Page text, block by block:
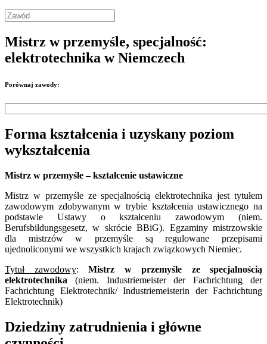
Mistrz w przemyśle, specjalność:
elektrotechnika w Niemczech
Porównaj zawody:
Forma kształcenia i uzyskany poziom
wykształcenia
Mistrz w przemyśle – kształcenie ustawiczne
Mistrz w przemyśle ze specjalnością elektrotechnika jest tytułem
zawodowym zdobywanym w trybie kształcenia ustawicznego na
podstawie Ustawy o kształceniu zawodowym (niem.
Berufsbildungsgesetz, w skrócie BBiG). Egzaminy mistrzowskie
dla mistrzów w przemyśle są regulowane przepisami
ujednoliconymi we wszystkich krajach związkowych Niemiec.
Tytuł zawodowy: Mistrz w przemyśle ze specjalnością
elektrotechnika (niem. Industriemeister der Fachrichtung der
Fachrichtung Elektrotechnik/ Industriemeisterin der Fachrichtung
Elektrotechnik)
Dziedziny zatrudnienia i główne